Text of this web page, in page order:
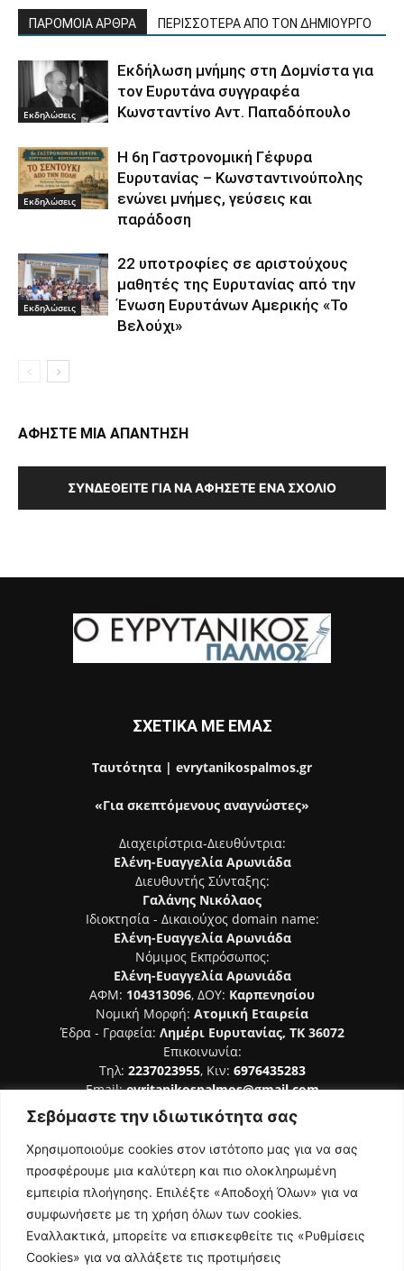
Σεβόμαστε την ιδιωτικότητα σας
Χρησιμοποιούμε cookies στον ιστότοπο μας για να σας
προσφέρουμε μια καλύτερη και πιο ολοκληρωμένη
εμπειρία πλοήγησης. Επιλέξτε «Αποδοχή Όλων» για να
συμφωνήσετε με τη χρήση όλων των cookies.
Εναλλακτικά, μπορείτε να επισκεφθείτε τις «Ρυθμίσεις
Cookies» για να αλλάξετε τις προτιμήσεις
ΠΑΡΟΜΟΙΑ ΑΡΘΡΑ ΠΕΡΙΣΣΟΤΕΡΑ ΑΠΟ ΤΟΝ ΔΗΜΙΟΥΡΓΟ
Εκδηλώσεις
Εκδήλωση μνήμης στη Δομνίστα για
τον Ευρυτάνα συγγραφέα
Κωνσταντίνο Αντ. Παπαδόπουλο
Εκδηλώσεις
Η 6η Γαστρονομική Γέφυρα
Ευρυτανίας – Κωνσταντινούπολης
ενώνει μνήμες, γεύσεις και
παράδοση
Εκδηλώσεις
22 υποτροφίες σε αριστούχους
μαθητές της Ευρυτανίας από την
Ένωση Ευρυτάνων Αμερικής «Το
Βελούχι»
ΑΦΗΣΤΕ ΜΙΑ ΑΠΑΝΤΗΣΗ
ΣΥΝΔΕΘΕΊΤΕ ΓΙΑ ΝΑ ΑΦΉΣΕΤΕ ΈΝΑ ΣΧΌΛΙΟ
ΣΧΕΤΙΚΑ ΜΕ ΕΜΑΣ
Ταυτότητα | evrytanikospalmos.gr
«Για σκεπτόμενους αναγνώστες»
Διαχειρίστρια-Διευθύντρια:
Ελένη-Ευαγγελία Αρωνιάδα
Διευθυντής Σύνταξης:
Γαλάνης Νικόλαος
Ιδιοκτησία - Δικαιούχος domain name:
Ελένη-Ευαγγελία Αρωνιάδα
Νόμιμος Εκπρόσωπος:
Ελένη-Ευαγγελία Αρωνιάδα
ΑΦΜ: 104313096, ΔΟΥ: Καρπενησίου
Νομική Μορφή: Ατομική Εταιρεία
Έδρα - Γραφεία: Λημέρι Ευρυτανίας, ΤΚ 36072
Επικοινωνία:
Τηλ: 2237023955, Κιν: 6976435283
Email:evritanikospalmos@gmail.com
Αριθμός Πιστοποίησης Μ.Η.Τ. 242044
ΑΚΟΛΟΥΘΗΣΕ ΜΑΣ